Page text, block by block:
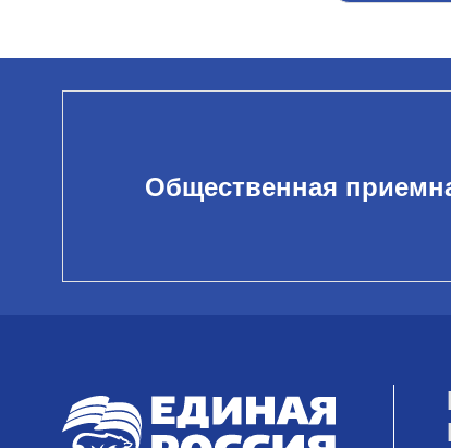
Общественная